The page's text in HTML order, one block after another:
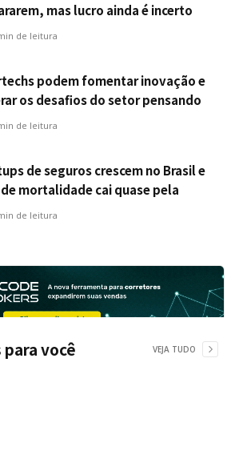
mas lucro ainda é incerto
de leitura
podem fomentar inovação e
os desafios do setor pensando
caixa em 2025
de leitura
de seguros crescem no Brasil e
mortalidade cai quase pela
aponta estudo
de leitura
você VEJA TUDO